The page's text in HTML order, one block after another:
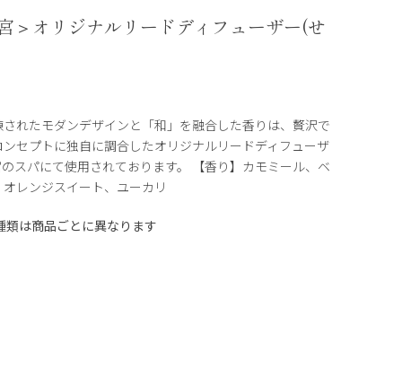
＞オリジナルリードディフューザー(せ
れたモダンデザインと「和」を融合した香りは、贅沢で
セプトに独自に調合したオリジナルリードディフューザ
スパにて使用されております。 【香り】カモミール、ベ
レンジスイート、ユーカリ
類は商品ごとに異なります